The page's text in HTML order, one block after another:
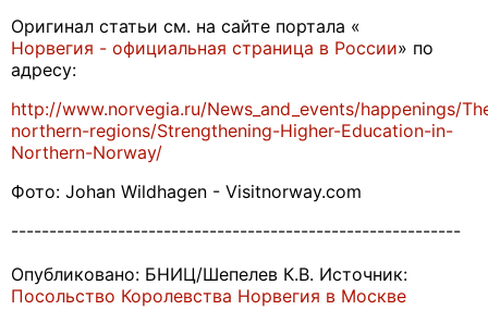
Оригинал статьи см. на сайте портала «
Норвегия - официальная страница в России» по
адресу:
http://www.norvegia.ru/News_and_events/happenings/
northern-regions/Strengthening-Higher-Education-in-
Northern-Norway/
Фото: Johan Wildhagen - Visitnorway.com
-----------------------------------------------------------
Опубликовано: БНИЦ/Шепелев К.В. Источник:
Посольство Королевства Норвегия в Москве